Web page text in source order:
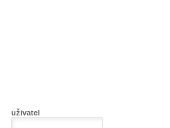
uživatel